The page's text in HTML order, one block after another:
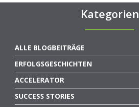
Kategorien
ALLE BLOGBEITRÄGE
ERFOLGSGESCHICHTEN
ACCELERATOR
SUCCESS STORIES